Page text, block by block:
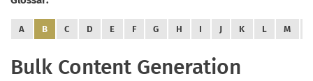
A B C D E F G H I J K L M
Bulk Content Generation